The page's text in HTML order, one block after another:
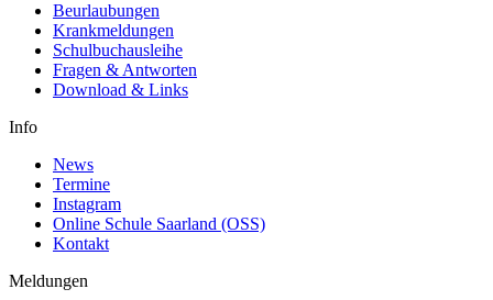
Beurlaubungen
Krankmeldungen
Schulbuchausleihe
Fragen & Antworten
Download & Links
Info
News
Termine
Instagram
Online Schule Saarland (OSS)
Kontakt
Meldungen